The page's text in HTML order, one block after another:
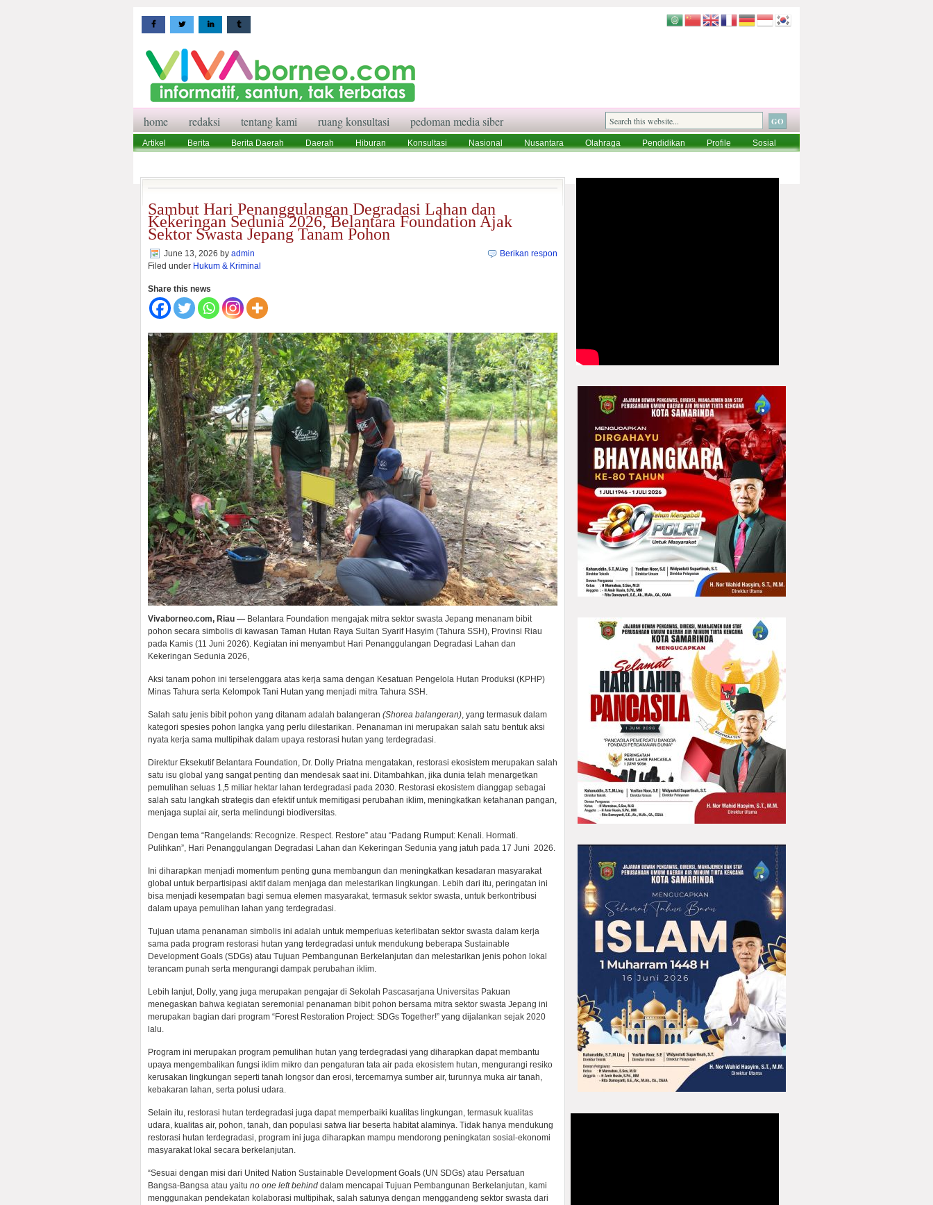
home redaksi tentang kami ruang konsultasi pedoman media siber
Artikel Berita Berita Daerah Daerah Hiburan Konsultasi Nasional Nusantara Olahraga Pendidikan Profile
Sosial
Sambut Hari Penanggulangan Degradasi Lahan dan
Kekeringan Sedunia 2026, Belantara Foundation Ajak
Sektor Swasta Jepang Tanam Pohon
June 13, 2026 by admin
Filed under Hukum & Kriminal
Berikan respon
Share this news
Vivaborneo.com, Riau — Belantara Foundation mengajak mitra sektor swasta Jepang menanam bibit
pohon secara simbolis di kawasan Taman Hutan Raya Sultan Syarif Hasyim (Tahura SSH), Provinsi Riau
pada Kamis (11 Juni 2026). Kegiatan ini menyambut Hari Penanggulangan Degradasi Lahan dan
Kekeringan Sedunia 2026,
Aksi tanam pohon ini terselenggara atas kerja sama dengan Kesatuan Pengelola Hutan Produksi (KPHP)
Minas Tahura serta Kelompok Tani Hutan yang menjadi mitra Tahura SSH.
Salah satu jenis bibit pohon yang ditanam adalah balangeran (Shorea balangeran), yang termasuk dalam
kategori spesies pohon langka yang perlu dilestarikan. Penanaman ini merupakan salah satu bentuk aksi
nyata kerja sama multipihak dalam upaya restorasi hutan yang terdegradasi.
Direktur Eksekutif Belantara Foundation, Dr. Dolly Priatna mengatakan, restorasi ekosistem merupakan salah
satu isu global yang sangat penting dan mendesak saat ini. Ditambahkan, jika dunia telah menargetkan
pemulihan seluas 1,5 miliar hektar lahan terdegradasi pada 2030. Restorasi ekosistem dianggap sebagai
salah satu langkah strategis dan efektif untuk memitigasi perubahan iklim, meningkatkan ketahanan pangan,
menjaga suplai air, serta melindungi biodiversitas.
Dengan tema “Rangelands: Recognize. Respect. Restore” atau “Padang Rumput: Kenali. Hormati.
Pulihkan”, Hari Penanggulangan Degradasi Lahan dan Kekeringan Sedunia yang jatuh pada 17 Juni 2026.
Ini diharapkan menjadi momentum penting guna membangun dan meningkatkan kesadaran masyarakat
global untuk berpartisipasi aktif dalam menjaga dan melestarikan lingkungan. Lebih dari itu, peringatan ini
bisa menjadi kesempatan bagi semua elemen masyarakat, termasuk sektor swasta, untuk berkontribusi
dalam upaya pemulihan lahan yang terdegradasi.
Tujuan utama penanaman simbolis ini adalah untuk memperluas keterlibatan sektor swasta dalam kerja
sama pada program restorasi hutan yang terdegradasi untuk mendukung beberapa Sustainable
Development Goals (SDGs) atau Tujuan Pembangunan Berkelanjutan dan melestarikan jenis pohon lokal
terancam punah serta mengurangi dampak perubahan iklim.
Lebih lanjut, Dolly, yang juga merupakan pengajar di Sekolah Pascasarjana Universitas Pakuan
menegaskan bahwa kegiatan seremonial penanaman bibit pohon bersama mitra sektor swasta Jepang ini
merupakan bagian dari program “Forest Restoration Project: SDGs Together!” yang dijalankan sejak 2020
lalu.
Program ini merupakan program pemulihan hutan yang terdegradasi yang diharapkan dapat membantu
upaya mengembalikan fungsi iklim mikro dan pengaturan tata air pada ekosistem hutan, mengurangi resiko
kerusakan lingkungan seperti tanah longsor dan erosi, tercemarnya sumber air, turunnya muka air tanah,
kebakaran lahan, serta polusi udara.
Selain itu, restorasi hutan terdegradasi juga dapat memperbaiki kualitas lingkungan, termasuk kualitas
udara, kualitas air, pohon, tanah, dan populasi satwa liar beserta habitat alaminya. Tidak hanya mendukung
restorasi hutan terdegradasi, program ini juga diharapkan mampu mendorong peningkatan sosial-ekonomi
masyarakat lokal secara berkelanjutan.
“Sesuai dengan misi dari United Nation Sustainable Development Goals (UN SDGs) atau Persatuan
Bangsa-Bangsa atau yaitu no one left behind dalam mencapai Tujuan Pembangunan Berkelanjutan, kami
menggunakan pendekatan kolaborasi multipihak, salah satunya dengan menggandeng sektor swasta dari